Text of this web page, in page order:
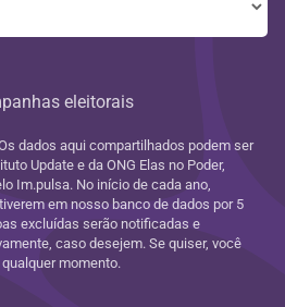
eleitorais
Os dados aqui compartilhados podem ser
Update e da ONG Elas no Poder,
Im.pulsa. No início de cada ano,
em nosso banco de dados por 5
excluídas serão notificadas e
caso desejem. Se quiser, você
momento.